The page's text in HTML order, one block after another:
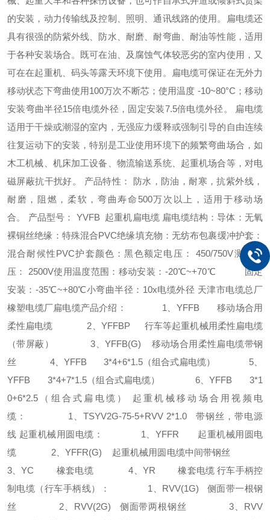
的安装，动力传输线及控制、照明、通讯线路的使用。扁电缆还
具有很强的防紫外线、防水、耐磨、耐弯曲、耐油等性能，适用
于各种安装场合。既可在油、及腐蚀气体较恶劣的室内使用，又
可在在起重机、码头等露天环境下使用。扁电缆可保证在无外力
移动状态下弯曲使用100万次不断芯；使用温度 -10~80°C；移动
安装弯曲半径15倍电缆外径，固定安装7.5倍电缆外径。 扁电缆
适用于干燥或潮湿的室内，无强应力缓释或强制引导的自由连续
往复运动下的安装，特别是工业使用环境下的频繁弯曲场合，如
木工机械、机床加工设备、物流输送系统、起重机场合等，对电
磁屏蔽抗干扰好。 产品特性： 防水，防油，耐寒，抗紫外线，
耐磨，阻燃，柔软，弯曲寿命500万次以上，适用于移动场
合。 产品型号： YVFB 起重机扁电缆 扁电缆结构：导体：无氧
裸铜丝绝缘：特殊混合PVC绝缘填充物：无纺布包裹缓冲护套：
混合耐候性PVC护套颜色：黑色额定电压： 450/750V测试电
压： 2500V使用温度范围：移动安装：-20℃~+70℃ 固定
安装：-35℃~+80℃小弯曲半径：10x电缆外径 天津市电缆总厂
橡塑电缆厂扁电缆产品介绍： 1、YFFB 移动场合用
柔性扁电缆 2、YFFBP 行车等起重机械用柔性扁电缆
（带屏蔽） 3、YFFB(G) 移动场合用柔性扁电缆带钢
丝 4、YFFB 3*4+6*1.5（组合式扁电缆） 5、
YFFB 3*4+7*1.5（组合式扁电缆） 6、YFFB 3*1
0+6*2.5（组合式扁电缆） 起重机械移动场合用视频电
缆： 1、TSYV2G-75-5+RVV 2*1.0 带钢丝，带电源
线 起重机械用圆电缆： 1、YFFR 起重机械用圆电
缆 2、YFFR(G) 起重机械用圆电缆中间带钢丝
3、YC 橡套电缆 4、YR 橡套电缆 行车手柄控
制电缆（行车手柄线）： 1、RVV(1G) 侧面带一根钢
丝 2、RVV(2G) 侧面带两根钢丝 3、RVV